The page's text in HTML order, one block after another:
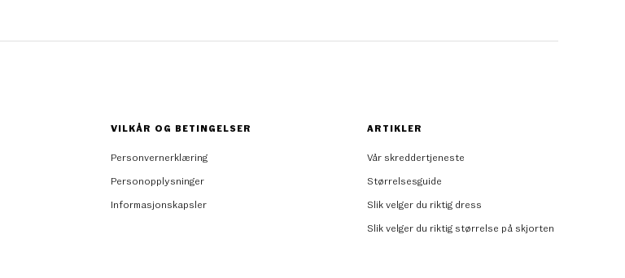
VILKÅR OG BETINGELSER
Personvernerklæring
Personopplysninger
Informasjonskapsler
ARTIKLER
Vår skreddertjeneste
Størrelsesguide
Slik velger du riktig dress
Slik velger du riktig størrelse på skjorten